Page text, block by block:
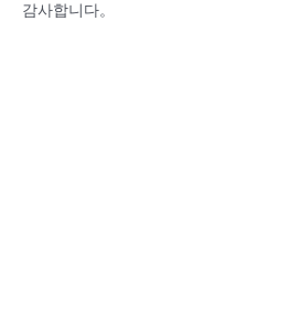
감사합니다。